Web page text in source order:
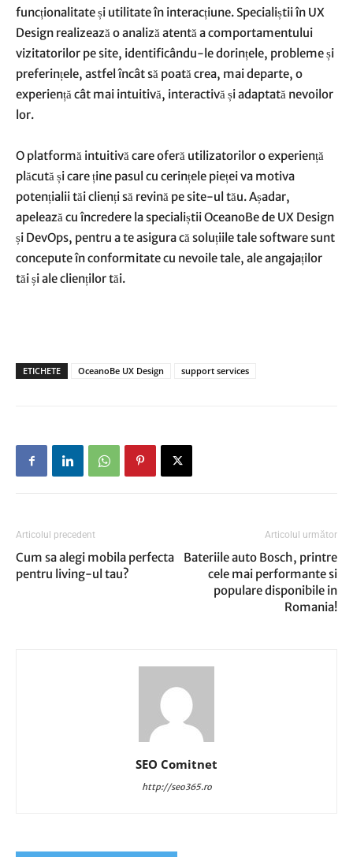
funcționalitate și utilitate în interacțiune. Specialiștii în UX
Design realizează o analiză atentă a comportamentului
vizitatorilor pe site, identificându-le dorințele, probleme și
preferințele, astfel încât să poată crea, mai departe, o
experiență cât mai intuitivă, interactivă și adaptată nevoilor
lor.
O platformă intuitivă care oferă utilizatorilor o experiență
plăcută și care ține pasul cu cerințele pieței va motiva
potențialii tăi clienți să revină pe site-ul tău. Așadar,
apelează cu încredere la specialiștii OceanoBe de UX Design
și DevOps, pentru a te asigura că soluțiile tale software sunt
concepute în conformitate cu nevoile tale, ale angajaților
tăi și ale clienților tăi.
ETICHETE OceanoBe UX Design support services
Articolul precedent
Cum sa alegi mobila perfecta
pentru living-ul tau?
Articolul următor
Bateriile auto Bosch, printre
cele mai performante si
populare disponibile in
Romania!
SEO Comitnet
http://seo365.ro